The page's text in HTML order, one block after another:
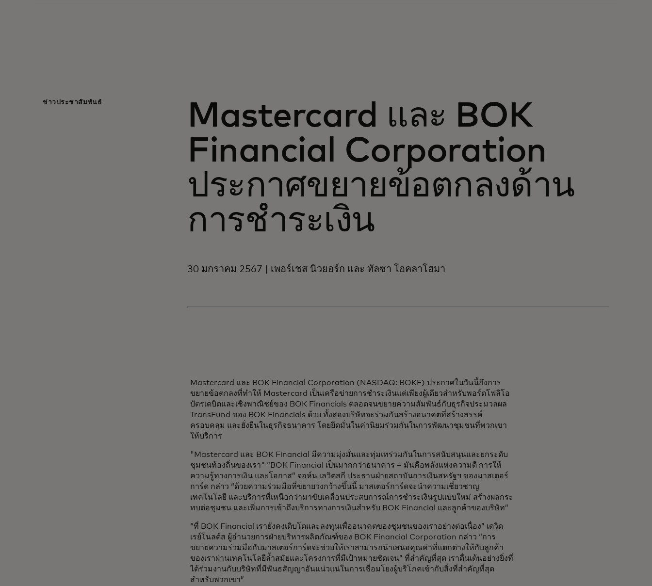
ข่าวประชาสัมพันธ์
Mastercard และ BOK
Financial Corporation
ประกาศขยายข้อตกลงด้าน
การชำระเงิน
30 มกราคม 2567 | เพอร์เชส นิวยอร์ก และ ทัลซา โอคลาโฮมา
Mastercard และ BOK Financial Corporation (NASDAQ: BOKF) ประกาศในวันนี้ถึงการ
ขยายข้อตกลงที่ทำให้ Mastercard เป็นเครือข่ายการชำระเงินแต่เพียงผู้เดียวสำหรับพอร์ตโฟลิโอ
บัตรเดบิตและเชิงพาณิชย์ของ BOK Financials ตลอดจนขยายความสัมพันธ์กับธุรกิจประมวลผล
TransFund ของ BOK Financials ด้วย ทั้งสองบริษัทจะร่วมกันสร้างอนาคตที่สร้างสรรค์
ครอบคลุม และยั่งยืนในธุรกิจธนาคาร โดยยึดมั่นในค่านิยมร่วมกันในการพัฒนาชุมชนที่พวกเขา
ให้บริการ
"Mastercard และ BOK Financial มีความมุ่งมั่นและทุ่มเทร่วมกันในการสนับสนุนและยกระดับ
ชุมชนท้องถิ่นของเรา" “BOK Financial เป็นมากกว่าธนาคาร – มันคือพลังแห่งความดี การให้
ความรู้ทางการเงิน และโอกาส” จอห์น เลวิตสกี ประธานฝ่ายสถาบันการเงินสหรัฐฯ ของมาสเตอร์
การ์ด กล่าว “ด้วยความร่วมมือที่ขยายวงกว้างขึ้นนี้ มาสเตอร์การ์ดจะนำความเชี่ยวชาญ
เทคโนโลยี และบริการที่เหนือกว่ามาขับเคลื่อนประสบการณ์การชำระเงินรูปแบบใหม่ สร้างผลกระ
ทบต่อชุมชน และเพิ่มการเข้าถึงบริการทางการเงินสำหรับ BOK Financial และลูกค้าของบริษัท”
“ที่ BOK Financial เรายังคงเติบโตและลงทุนเพื่ออนาคตของชุมชนของเราอย่างต่อเนื่อง” เดวิด
เรย์โนลด์ส ผู้อำนวยการฝ่ายบริหารผลิตภัณฑ์ของ BOK Financial Corporation กล่าว “การ
ขยายความร่วมมือกับมาสเตอร์การ์ดจะช่วยให้เราสามารถนำเสนอคุณค่าที่แตกต่างให้กับลูกค้า
ของเราผ่านเทคโนโลยีล้ำสมัยและโครงการที่มีเป้าหมายชัดเจน” ที่สำคัญที่สุด เราตื่นเต้นอย่างยิ่งที่
ได้ร่วมงานกับบริษัทที่มีพันธสัญญาอันแน่วแน่ในการเชื่อมโยงผู้บริโภคเข้ากับสิ่งที่สำคัญที่สุด
สำหรับพวกเขา”